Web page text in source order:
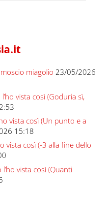
miagolio 23/05/2026
vista così (Goduria sì,
vista così (Un punto e a
15:18
vista così (-3 alla fine dello
vista così (Quanti